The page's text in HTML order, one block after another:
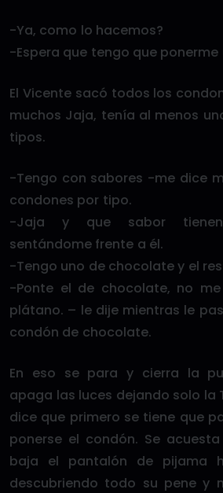
-Ya, como lo hacemos?
-Espera que tengo que ponerme
El Vicente sacó todos los
muchos Jaja, tenía al menos
tipos.
-Tengo con sabores -me dice
condones por tipo.
-Jaja y que sabor
sentándome frente a él.
-Tengo uno de chocolate y el
-Ponte el de chocolate, no
plátano. – le dije mientras le
condón de chocolate.
En eso se para y cierra la
apaga las luces dejando solo la
dice que primero se tiene que
ponerse el condón. Se
baja el pantalón de pijama
descubriendo todo su pene y